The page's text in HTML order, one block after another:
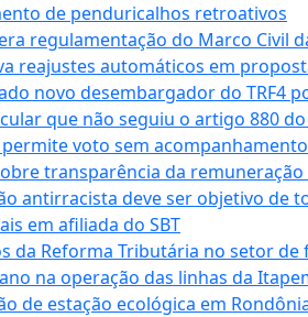
de penduricalhos retroativos
regulamentação do Marco Civil
reajustes automáticos em
novo desembargador do TRF4
que não seguiu o artigo 880 do
permite voto sem
transparência da
antirracista deve ser objetivo de
em afiliada do SBT
da Reforma Tributária no setor de
na operação das linhas da
de estação ecológica em